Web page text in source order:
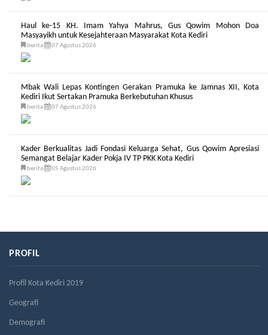
Haul ke-15 KH. Imam Yahya Mahrus, Gus Qowim Mohon Doa
Masyayikh untuk Kesejahteraan Masyarakat Kota Kediri
berita 07 Agustus 2026
Mbak Wali Lepas Kontingen Gerakan Pramuka ke Jamnas XII, Kota
Kediri Ikut Sertakan Pramuka Berkebutuhan Khusus
berita 07 Agustus 2026
Kader Berkualitas Jadi Fondasi Keluarga Sehat, Gus Qowim Apresiasi
Semangat Belajar Kader Pokja IV TP PKK Kota Kediri
berita 05 Agustus 2026
PROFIL
Profil Kota Kediri 2019
Geografi
Demografi